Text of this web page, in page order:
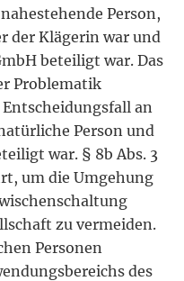
Person,
der Klägerin war und
beteiligt war. Das
Problematik
an
Person und
war. § 8b Abs. 3
um die Umgehung
zu vermeiden.
Personen
des